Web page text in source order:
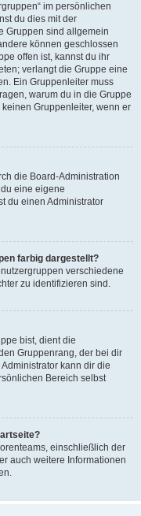
im persönlichen
du dies mit der
Gruppen sind allgemein
können geschlossen
offen ist, kannst du ihr
verlangt die Gruppe eine
Ein Gruppenleiter muss
warum du in die Gruppe
Gruppenleiter, wenn er
die Board-Administration
eine eigene
du einen Administrator
farbig dargestellt?
verschiedene
zu identifizieren sind.
bist, dient die
Gruppenrang, der bei dir
kann dir die
Bereich selbst
einschließlich der
auch weitere Informationen